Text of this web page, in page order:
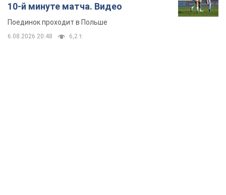
10-й минуте матча. Видео
Поединок проходит в Польше
6.08.2026 20:48 6,2 т.